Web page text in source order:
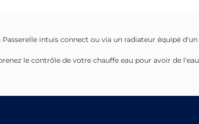
intuis connect ou via un radiateur équipé d'un
le contrôle de votre chauffe eau pour avoir de l'eau